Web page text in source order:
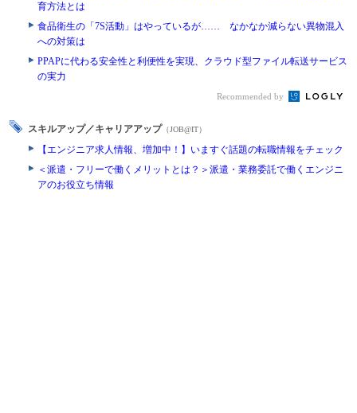
育方法とは
食品衛生の「7S活動」はやっているが…… なかなか減らない異物混入
への対策は
PPAPに代わる安全性と利便性を実現、クラウド型ファイル転送サービス
の実力
Recommended by
スキルアップ／キャリアアップ （JOB@IT）
【エンジニア求人情報、増加中！】いますぐ話題の転職情報をチェック
＜派遣・フリーで働くメリットとは？＞派遣・業務委託で働くエンジニ
アのお役立ち情報